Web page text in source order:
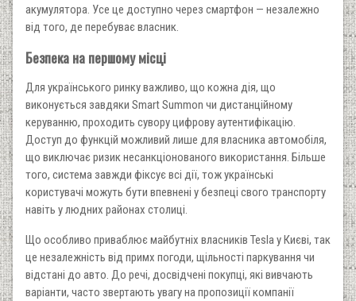
акумулятора. Усе це доступно через смартфон — незалежно
від того, де перебуває власник.
Безпека на першому місці
Для українського ринку важливо, що кожна дія, що
виконується завдяки Smart Summon чи дистанційному
керуванню, проходить сувору цифрову аутентифікацію.
Доступ до функцій можливий лише для власника автомобіля,
що виключає ризик несанкціонованого використання. Більше
того, система завжди фіксує всі дії, тож українські
користувачі можуть бути впевнені у безпеці свого транспорту
навіть у людних районах столиці.
Що особливо приваблює майбутніх власників Tesla у Києві, так
це незалежність від примх погоди, щільності паркування чи
відстані до авто. До речі, досвідчені покупці, які вивчають
варіанти, часто звертають увагу на пропозиції компанії